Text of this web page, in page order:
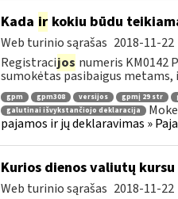
Kada irkokiu būdu
Web turinio sąrašas 2018-11-22
Registracijos numeris
sumokėtas pasibaigus metams,
gpm gpm308 versijos gpmį 29 str
galutinai išvykstančiojo deklaracija
pajamos ir jų deklaravimas »
Kurios dienos valiutų
Web turinio sąrašas 2018-11-22